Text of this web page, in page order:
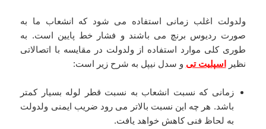
ولدولت اغلب زمانی استفاده می شود که انشعاب ما به
صورت ردیوس برنچ می باشند و فشار خط پایین است. به
طوری کلی موارد استفاده از ولدولت در مقایسه با اتصالاتی
نظیر
اسپلیت تی و سدل نیپل به شرح زیر است:
زمانی که نسبت انشعاب به نسبت قطر لوله بسیار کمتر
باشد. هر چه این نسبت بالاتر می رود ضریب ایمنی ولدولت
به لحاظ فنی کاهش خواهد یافت.